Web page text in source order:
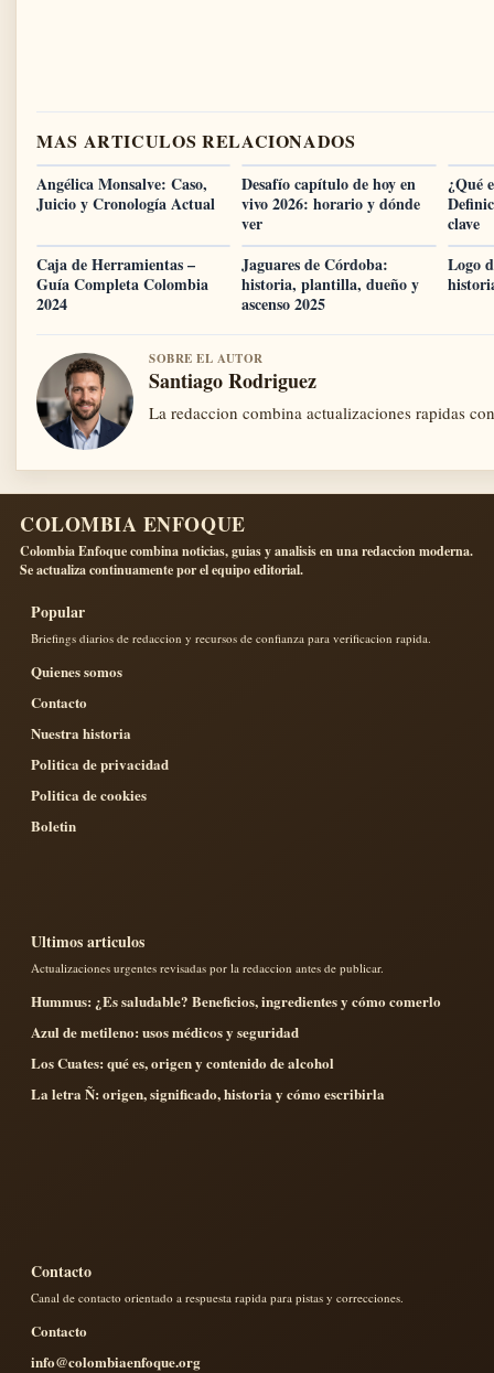
MAS ARTICULOS RELACIONADOS
Angélica Monsalve: Caso,
Juicio y Cronología Actual
Desafío capítulo de hoy en
vivo 2026: horario y dónde
ver
¿Qué
clave
Caja de Herramientas –
Guía Completa Colombia
2024
Jaguares de Córdoba:
historia, plantilla, dueño y
ascenso 2025
Logo
SOBRE EL AUTOR
Santiago Rodriguez
La redaccion combina actualizaciones rapidas
COLOMBIA ENFOQUE
Colombia Enfoque combina noticias, guias y analisis en una redaccion moderna.
Se actualiza continuamente por el equipo editorial.
Popular
Briefings diarios de redaccion y recursos de confianza para verificacion rapida.
Quienes somos
Contacto
Nuestra historia
Politica de privacidad
Politica de cookies
Boletin
Ultimos articulos
Actualizaciones urgentes revisadas por la redaccion antes de publicar.
Hummus: ¿Es saludable? Beneficios, ingredientes y cómo comerlo
Azul de metileno: usos médicos y seguridad
Los Cuates: qué es, origen y contenido de alcohol
La letra Ñ: origen, significado, historia y cómo escribirla
Contacto
Canal de contacto orientado a respuesta rapida para pistas y correcciones.
Contacto
info@colombiaenfoque.org